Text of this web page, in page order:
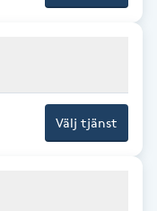
Välj tjänst